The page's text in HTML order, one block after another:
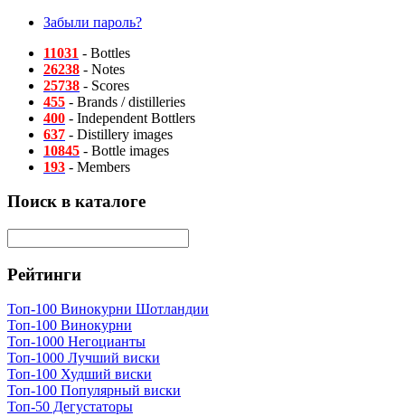
Забыли пароль?
11031 - Bottles
26238 - Notes
25738 - Scores
455 - Brands / distilleries
400 - Independent Bottlers
637 - Distillery images
10845 - Bottle images
193 - Members
Поиск в каталоге
Рейтинги
Топ-100 Винокурни Шотландии
Топ-100 Винокурни
Топ-1000 Негоцианты
Топ-1000 Лучший виски
Топ-100 Худший виски
Топ-100 Популярный виски
Топ-50 Дегустаторы